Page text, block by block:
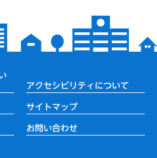
アクセシビリティについて
サイトマップ
お問い合わせ